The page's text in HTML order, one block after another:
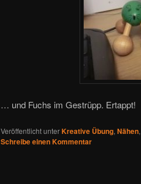
… und Fuchs im Gestrüpp. Ertappt!
Veröffentlicht unterKreative Übung,Nähen,
Schreibe einen Kommentar